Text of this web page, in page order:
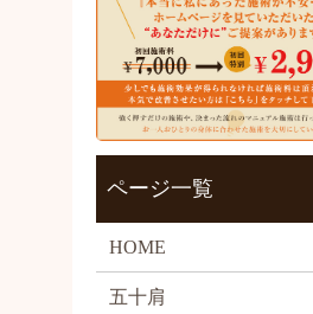
ページ一覧
HOME
五十肩